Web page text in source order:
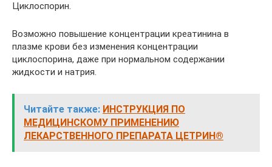
Циклоспорин.
Возможно повышение концентрации креатинина в
плазме крови без изменения концентрации
циклоспорина, даже при нормальном содержании
жидкости и натрия.
Читайте также: ИНСТРУКЦИЯ ПО
МЕДИЦИНСКОМУ ПРИМЕНЕНИЮ
ЛЕКАРСТВЕННОГО ПРЕПАРАТА ЦЕТРИН®